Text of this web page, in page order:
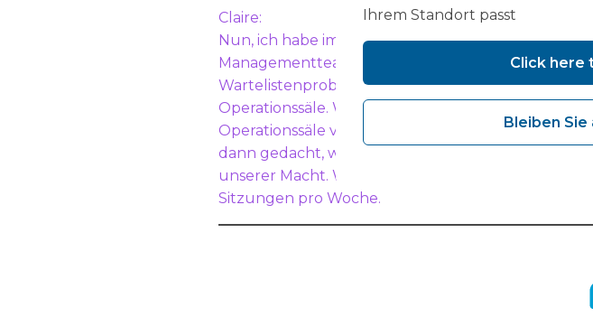
Claire:
Nun, ich habe im August mit der Chirurgie
Managementteam, zusammengearbeitet. Uns
Wartelistenproblem hatten, das gelöst werden
Operationssäle. Wir hatten Ärzte, die in
Operationssäle verzichteten. Also haben wir uns
dann gedacht, warum entscheiden wir uns nicht
unserer Macht. Wir haben uns entschieden, das
Sitzungen pro Woche.
Ihrem Standort passt
Click here
Bleiben